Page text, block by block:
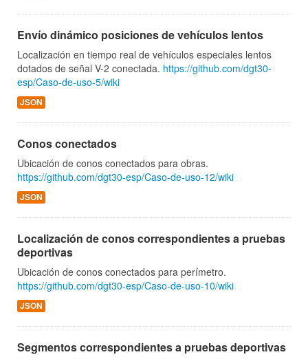
Envío dinámico posiciones de vehículos lentos
Localización en tiempo real de vehículos especiales lentos
dotados de señal V-2 conectada. https://github.com/dgt30-
esp/Caso-de-uso-5/wiki
JSON
Conos conectados
Ubicación de conos conectados para obras.
https://github.com/dgt30-esp/Caso-de-uso-12/wiki
JSON
Localización de conos correspondientes a pruebas
deportivas
Ubicación de conos conectados para perímetro.
https://github.com/dgt30-esp/Caso-de-uso-10/wiki
JSON
Segmentos correspondientes a pruebas deportivas